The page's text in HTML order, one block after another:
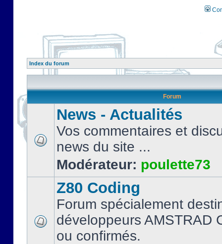
Index du forum
Forum
News - Actualités
Vos commentaires et
news du site ...
Modérateur: poulette73
Z80 Coding
Forum spécialement
développeurs AMSTRAD
ou confirmés.